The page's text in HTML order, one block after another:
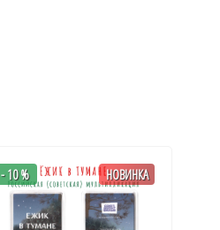
- 10 % НОВИНКА